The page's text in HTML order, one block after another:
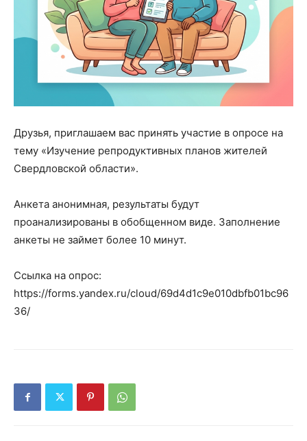
Друзья, приглашаем вас принять участие в опросе на
тему «Изучение репродуктивных планов жителей
Свердловской области».
Анкета анонимная, результаты будут
проанализированы в обобщенном виде. Заполнение
анкеты не займет более 10 минут.
Ссылка на опрос:
https://forms.yandex.ru/cloud/69d4d1c9e010dbfb01bc96
36/